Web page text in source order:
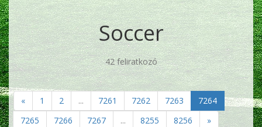
Soccer
42 feliratkozó
« 1 2 ... 7261 7262 7263
7264
7265
7266 7267 ... 8255 8256 »